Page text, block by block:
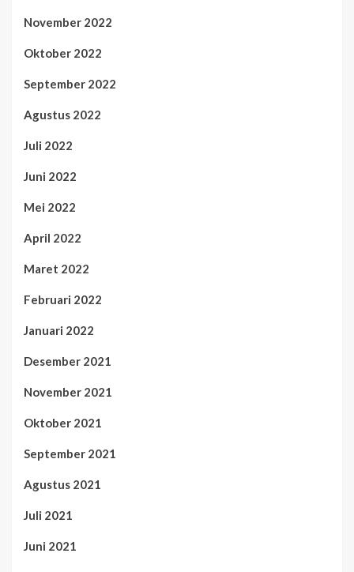
November 2022
Oktober 2022
September 2022
Agustus 2022
Juli 2022
Juni 2022
Mei 2022
April 2022
Maret 2022
Februari 2022
Januari 2022
Desember 2021
November 2021
Oktober 2021
September 2021
Agustus 2021
Juli 2021
Juni 2021